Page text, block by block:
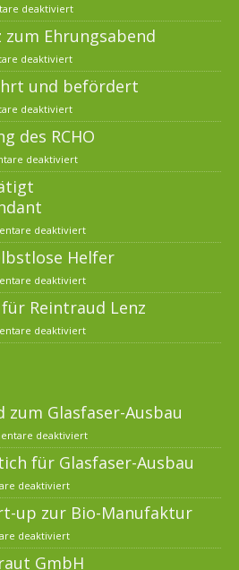
deaktiviert
Ehrungsabend
deaktiviert
und befördert
deaktiviert
des RCHO
deaktiviert
deaktiviert
Helfer
deaktiviert
Reintraud Lenz
deaktiviert
Glasfaser-Ausbau
deaktiviert
für Glasfaser-Ausbau
deaktiviert
up zur Bio-Manufaktur
deaktiviert
GmbH